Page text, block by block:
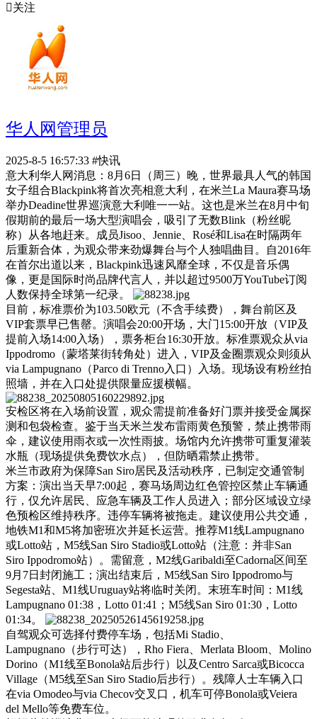
关注
华人网管理员
2025-8-5 16:57:33 #快讯
意大利华人网消息：8月6日（周三）晚，世界最具人气的韩国
女子组合Blackpink将首次亮相意大利，在米兰La Maura赛马场
举办Deadine世界巡演意大利唯一一站。这也是米兰在8月中旬
假期前的最后一场大型演唱会，吸引了无数Blink（粉丝昵
称）从各地赶来。成员Jisoo、Jennie、Rosé和Lisa在时隔两年
后重新合体，为观众带来劲爆舞台与个人独唱曲目。自2016年
在首尔出道以来，Blackpink迅速风靡全球，不仅是音乐偶
像，更是国际时尚品牌代言人，并以超过9500万YouTube订阅
人数保持全球第一纪录。
目前，标准票价为103.50欧元（不含手续费），舞台前区及
VIP套票早已售罄。演唱会20:00开场，大门15:00开放（VIP及
提前入场14:00入场），票务柜台16:30开放。标准票观众从via
Ippodromo（蒙塔莱街转角处）进入，VIP及金圈票观众则须从
via Lampugnano（Parco di Trenno入口）入场。现场设有粉丝拍
照墙，并在入口处提供限量应援横幅。
安检区将在入场前设置，观众需提前准备好门票并接受金属探
测和包袋检查。鉴于当天米兰发布雷雨黄色预警，禁止携带雨
伞，建议使用雨衣或一次性雨披。场馆内允许携带可重复灌装
水瓶（现场提供免费饮水点），但防晒霜禁止携带。
米兰市政府为保障San Siro居民及活动秩序，已制定交通管制
方案：演出当天早7:00起，赛马场周边红色管控区禁止车辆通
行，仅允许居民、应急车辆及工作人员进入；部分区域设立绿
色预检区维持秩序。违停车辆将被拖走。建议使用公共交通，
地铁M1和M5将加密班次并延长运营。推荐M1线Lampugnano
或Lotto站，M5线San Siro Stadio或Lotto站（注意：并非San
Siro Ippodromo站）。需留意，M2线Garibaldi至Cadorna区间至
9月7日封闭施工；演出结束后，M5线San Siro Ippodromo与
Segesta站、M1线Uruguay站将临时关闭。末班车时间：M1线
Lampugnano 01:38，Lotto 01:41；M5线San Siro 01:30，Lotto
01:34。
自驾观众可选择付费停车场，包括Mi Stadio、
Lampugnano（步行可达），Rho Fiera、Merlata Bloom、Molino
Dorino（M1线至Bonola站后步行）以及Centro Sarca或Bicocca
Village（M5线至San Siro Stadio后步行）。残障人士车辆入口
在via Omodeo与via Checov交叉口，机车可停Bonola或Veiera
del Mello等免费车位。